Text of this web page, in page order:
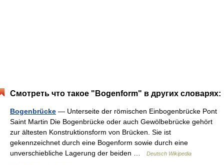
Смотреть что такое "Bogenform" в других словарях:
Bogenbrücke — Unterseite der römischen Einbogenbrücke Pont
Saint Martin Die Bogenbrücke oder auch Gewölbebrücke gehört
zur ältesten Konstruktionsform von Brücken. Sie ist
gekennzeichnet durch eine Bogenform sowie durch eine
unverschiebliche Lagerung der beiden …
Deutsch Wikipedia